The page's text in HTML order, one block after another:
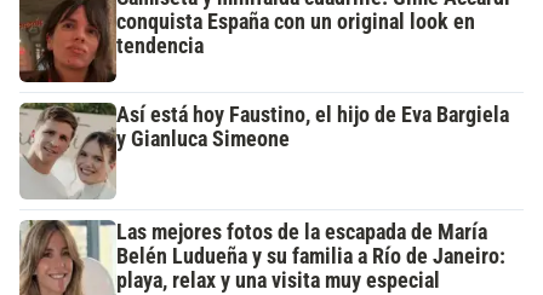
conquista España con un original look en
tendencia
Así está hoy Faustino, el hijo de Eva Bargiela
y Gianluca Simeone
Las mejores fotos de la escapada de María
Belén Ludueña y su familia a Río de Janeiro:
playa, relax y una visita muy especial